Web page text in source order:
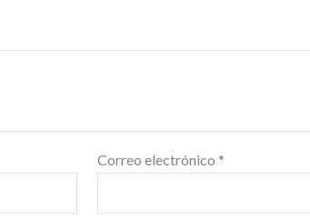
Correo electrónico *